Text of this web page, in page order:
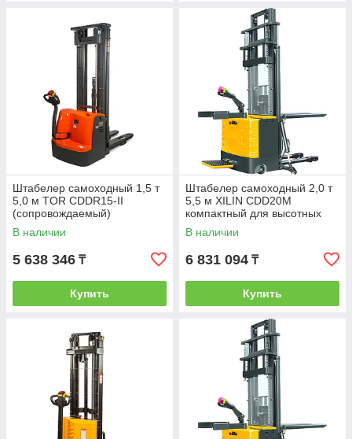
Штабелер самоходный 1,5 т
5,0 м TOR CDDR15-II
(сопровождаемый)
В наличии
5 638 346 ₸
Купить
Штабелер самоходный 2,0 т
5,5 м XILIN CDD20M
компактный для высотных
работ (с платформой)
В наличии
6 831 094 ₸
Купить